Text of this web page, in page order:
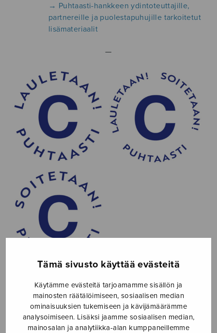
Tämä sivusto käyttää evästeitä
Käytämme evästeitä tarjoamamme sisällön ja
mainosten räätälöimiseen, sosiaalisen median
ominaisuuksien tukemiseen ja kävijämäärämme
analysoimiseen. Lisäksi jaamme sosiaalisen median,
mainosalan ja analytiikka-alan kumppaneillemme
→ Puhtaasti-hankkeen ydintoteuttajille,
partnereille ja puolestapuhujille tarkoitetut
lisämateriaalit
—
Logomateriaalien graafinen käyttöohjeistus
Lue logomateriaalien graafinen ohjeistustästä.
HUOM! Jos ohjeessa vaalean vihreät linkkitekstit eivät